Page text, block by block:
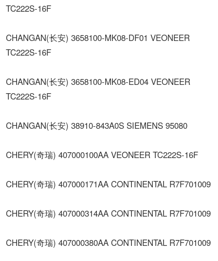
TC222S-16F
CHANGAN(长安) 3658100-MK08-DF01 VEONEER
TC222S-16F
CHANGAN(长安) 3658100-MK08-ED04 VEONEER
TC222S-16F
CHANGAN(长安) 38910-843A0S SIEMENS 95080
CHERY(奇瑞) 407000100AA VEONEER TC222S-16F
CHERY(奇瑞) 407000171AA CONTINENTAL R7F701009
CHERY(奇瑞) 407000314AA CONTINENTAL R7F701009
CHERY(奇瑞) 407000380AA CONTINENTAL R7F701009